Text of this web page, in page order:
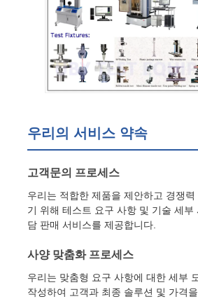
우리의 서비스 약속
고객문의 프로세스
우리는 적합한 제품을 제안하고 경쟁
기 위해 테스트 요구 사항 및 기술 세부
담 판매 서비스를 제공합니다.
사양 맞춤화 프로세스
우리는 맞춤형 요구 사항에 대한 세부
작성하여 고객과 최종 솔루션 및 가격